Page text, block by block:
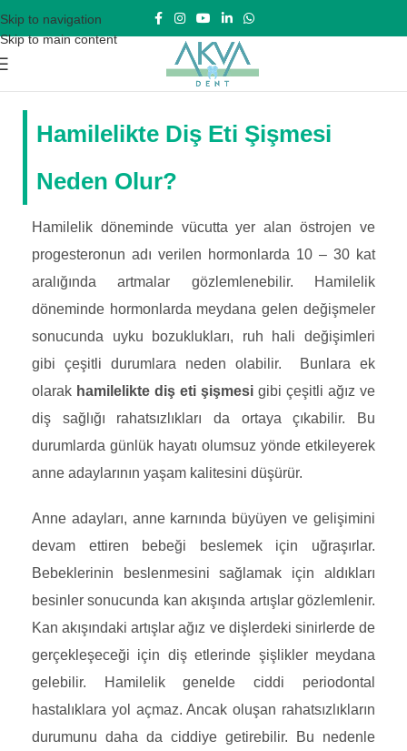
Skip to navigation
Skip to main content
Hamilelikte Diş Eti Şişmesi
Neden Olur?
Hamilelik döneminde vücutta yer alan östrojen ve
progesteronun adı verilen hormonlarda 10 – 30 kat
aralığında artmalar gözlemlenebilir. Hamilelik
döneminde hormonlarda meydana gelen değişmeler
sonucunda uyku bozuklukları, ruh hali değişimleri
gibi çeşitli durumlara neden olabilir. Bunlara ek
olarak hamilelikte diş eti şişmesi gibi çeşitli ağız ve
diş sağlığı rahatsızlıkları da ortaya çıkabilir. Bu
durumlarda günlük hayatı olumsuz yönde etkileyerek
anne adaylarının yaşam kalitesini düşürür.
Anne adayları, anne karnında büyüyen ve gelişimini
devam ettiren bebeği beslemek için uğraşırlar.
Bebeklerinin beslenmesini sağlamak için aldıkları
besinler sonucunda kan akışında artışlar gözlemlenir.
Kan akışındaki artışlar ağız ve dişlerdeki sinirlerde de
gerçekleşeceği için diş etlerinde şişlikler meydana
gelebilir. Hamilelik genelde ciddi periodontal
hastalıklara yol açmaz. Ancak oluşan rahatsızlıkların
durumunu daha da ciddiye getirebilir. Bu nedenle